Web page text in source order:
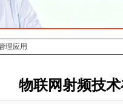
理应用
物联网射频技